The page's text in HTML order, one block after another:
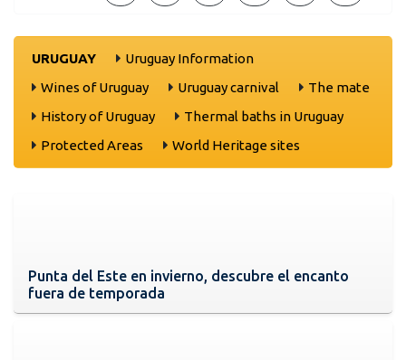
URUGUAY
Uruguay Information
Wines of Uruguay
Uruguay carnival
The mate
History of Uruguay
Thermal baths in Uruguay
Protected Areas
World Heritage sites
Punta del Este en invierno, descubre el encanto
fuera de temporada